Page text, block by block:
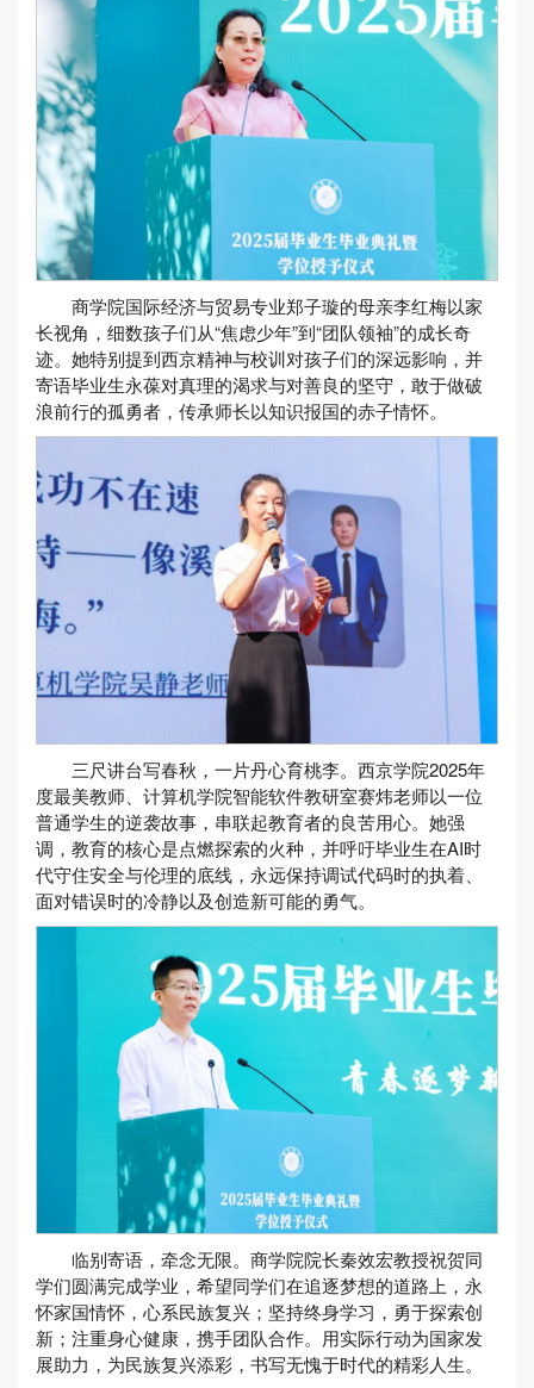
商学院国际经济与贸易专业郑子璇的母亲李红梅以家
长视角，细数孩子们从“焦虑少年”到“团队领袖”的成长奇
迹。她特别提到西京精神与校训对孩子们的深远影响，并
寄语毕业生永葆对真理的渴求与对善良的坚守，敢于做破
浪前行的孤勇者，传承师长以知识报国的赤子情怀。
三尺讲台写春秋，一片丹心育桃李。西京学院2025年
度最美教师、计算机学院智能软件教研室赛炜老师以一位
普通学生的逆袭故事，串联起教育者的良苦用心。她强
调，教育的核心是点燃探索的火种，并呼吁毕业生在AI时
代守住安全与伦理的底线，永远保持调试代码时的执着、
面对错误时的冷静以及创造新可能的勇气。
临别寄语，牵念无限。商学院院长秦效宏教授祝贺同
学们圆满完成学业，希望同学们在追逐梦想的道路上，永
怀家国情怀，心系民族复兴；坚持终身学习，勇于探索创
新；注重身心健康，携手团队合作。用实际行动为国家发
展助力，为民族复兴添彩，书写无愧于时代的精彩人生。